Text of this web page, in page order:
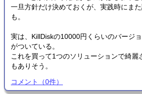
一旦方針だけ決めておくが、実践時にま
も。
実は、KillDiskの10000円くらいのバージ
がついている。
これを買って1つのソリューションで綺麗
もありそう。
コメント （0件）